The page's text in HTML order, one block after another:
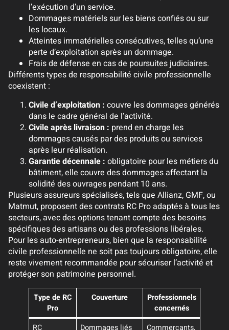
l’exécution d’un service.
Dommages matériels sur les biens confiés ou sur
les locaux.
Atteintes immatérielles consécutives, telles qu’une
perte d’exploitation après un dommage.
Frais de défense en cas de poursuites judiciaires.
Différents types de responsabilité civile professionnelle
coexistent :
Civile d’exploitation : couvre les dommages générés
dans le cadre général de l’activité.
Civile après livraison : prend en charge les
dommages causés par des produits ou services
après leur réalisation.
Garantie décennale : obligatoire pour les métiers du
bâtiment, elle couvre des dommages affectant la
solidité des ouvrages pendant 10 ans.
Plusieurs assureurs spécialisés, tels que Allianz, GMF, ou
Matmut, proposent des contrats RC Pro adaptés à tous les
secteurs, avec des options tenant compte des besoins
spécifiques des artisans ou des professions libérales.
Pour les auto-entrepreneurs, bien que la responsabilité
civile professionnelle ne soit pas toujours obligatoire, elle
reste vivement recommandée pour sécuriser l’activité et
protéger son patrimoine personnel.
Type de RC
Pro
Couverture
Professionnels
concernés
RC
Dommages liés Commerçants,